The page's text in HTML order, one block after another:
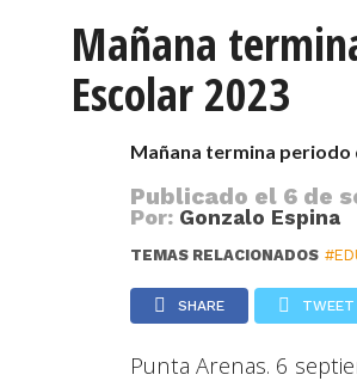
Mañana
Escolar 2023
Mañana termina periodo
Publicado el 6 de
Por: Gonzalo Espina
TEMAS RELACIONADOS
SHARE TWEET
Punta Arenas. 6